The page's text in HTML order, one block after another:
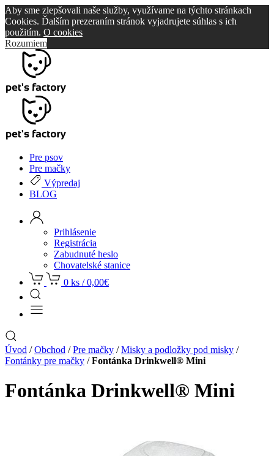
Aby sme zlepšovali naše služby, využívame na týchto stránkach
Cookies. Ďalším prezeraním stránok vyjadrujete súhlas s ich
použitím. O cookies
Rozumiem
Pre psov
Pre mačky
Výpredaj
BLOG
Prihlásenie
Registrácia
Zabudnuté heslo
Chovatelské stanice
0 ks / 0,00€
Úvod /Obchod /Pre mačky /Misky a podložky pod misky /
Fontánky pre mačky /Fontánka Drinkwell® Mini
Fontánka Drinkwell® Mini